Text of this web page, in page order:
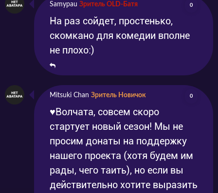
Samypau Зритель OLD-Батя 0
На раз сойдет, простенько,
скомкано для комедии вполне
не плохо:)
Mitsuki Chan Зритель Новичок 0
♥Волчата, совсем скоро
стартует новый сезон! Мы не
просим донаты на поддержку
нашего проекта (хотя будем им
рады, чего таить), но если вы
действительно хотите выразить